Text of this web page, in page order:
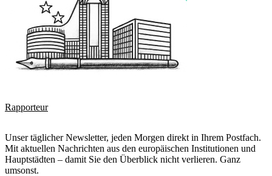
Rapporteur
Unser täglicher Newsletter, jeden Morgen direkt in Ihrem Postfach.
Mit aktuellen Nachrichten aus den europäischen Institutionen und
Hauptstädten – damit Sie den Überblick nicht verlieren. Ganz
umsonst.